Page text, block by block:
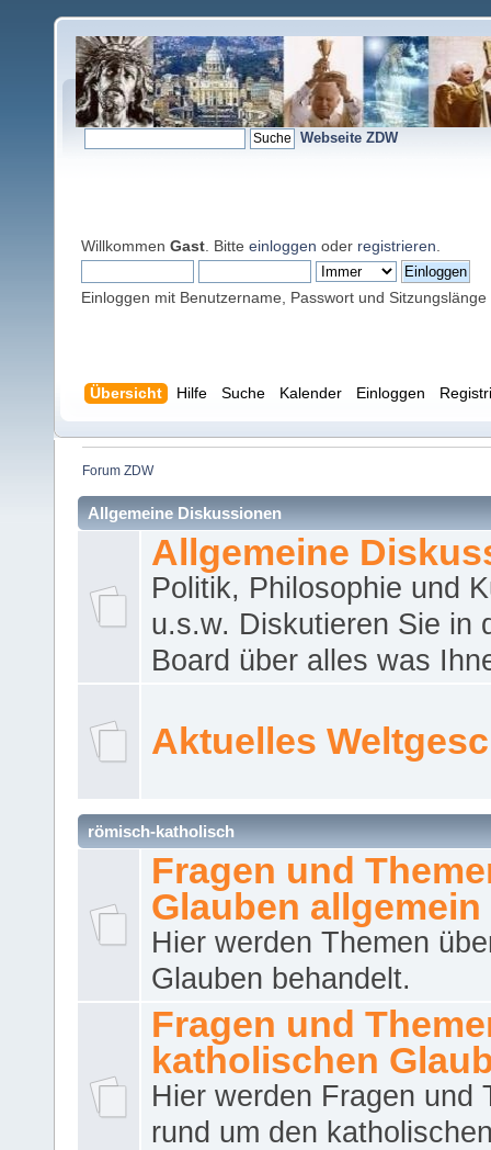
Webseite ZDW
Willkommen Gast . Bitte einloggen oder registrieren
Einloggen mit Benutzername, Passwort und Sitzungslänge
Übersicht Hilfe Suche Kalender Einloggen
Forum ZDW
Allgemeine Diskussionen
Allgemeine
Politik, Philosophie und
u.s.w. Diskutieren Sie in
Board über alles was
Aktuelles
römisch-katholisch
Fragen und
Glauben allgemein
Hier werden Themen
Glauben behandelt.
Fragen und
katholischen
Hier werden Fragen und
rund um den